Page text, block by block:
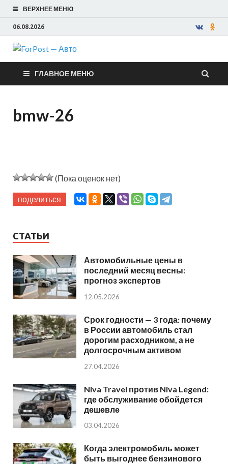
ВЕРХНЕЕ МЕНЮ
06.08.2026
ForPost —
Авто
ГЛАВНОЕ МЕНЮ
bmw-26
(Пока оценок нет)
поделиться
СТАТЬИ
Автомобильные цены в
последний месяц весны:
прогноз экспертов
12.05.2026
Срок годности — 3 года: почему
в России автомобиль стал
дорогим расходником, а не
долгосрочным активом
27.04.2026
Niva Travel против Niva Legend:
где обслуживание обойдется
дешевле
03.04.2026
Когда электромобиль может
быть выгоднее бензинового